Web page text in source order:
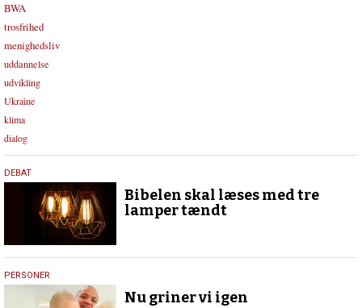
BWA
trosfrihed
menighedsliv
uddannelse
udvikling
Ukraine
klima
dialog
12.
februar
DEBAT
Bibelen skal læses med tre
lamper tændt
12.
februar
PERSONER
Nu griner vi igen